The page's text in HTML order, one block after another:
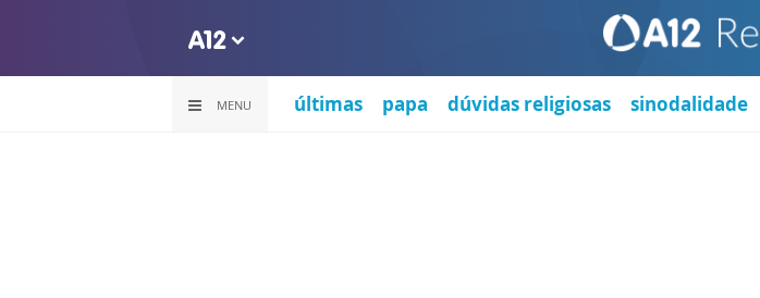
MENU últimas papa dúvidas religiosas sinodalidade